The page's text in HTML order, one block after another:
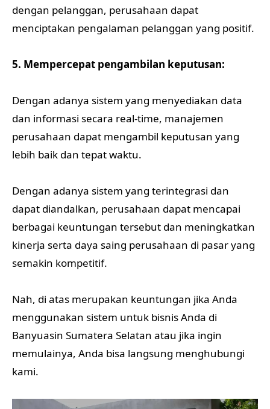
dengan pelanggan, perusahaan dapat
menciptakan pengalaman pelanggan yang positif.
5. Mempercepat pengambilan keputusan:
Dengan adanya sistem yang menyediakan data
dan informasi secara real-time, manajemen
perusahaan dapat mengambil keputusan yang
lebih baik dan tepat waktu.
Dengan adanya sistem yang terintegrasi dan
dapat diandalkan, perusahaan dapat mencapai
berbagai keuntungan tersebut dan meningkatkan
kinerja serta daya saing perusahaan di pasar yang
semakin kompetitif.
Nah, di atas merupakan keuntungan jika Anda
menggunakan sistem untuk bisnis Anda di
Banyuasin Sumatera Selatan atau jika ingin
memulainya, Anda bisa langsung menghubungi
kami.